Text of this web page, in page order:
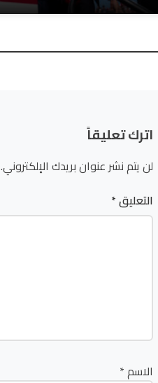
اترك تعليقاً
لن يتم نشر عنوان بريدك الإلكتروني.
التعليق*
الاسم*